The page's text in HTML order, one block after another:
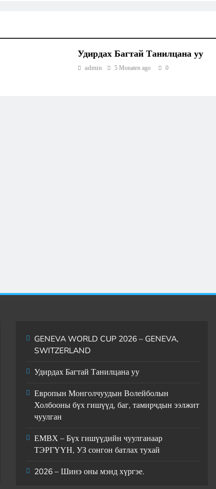
Удирдах Багтай Танилцана уу
admin 5 Monaten ago 0
GENEVA WORLD CUP 2026 – GENEVA,
SWITZERLAND
Удирдах Багтай Танилцана уу
Европын Монголчуудын Волейболын
Холбооны бүх гишүүд, баг, тамирчдын ээлжит
чуулган
ЕМВХ – Бүх гишүүдийн чуулганаар
ТЭРГҮҮН, УЗ сонгон батлах тухай
2026 – Шинэ оны мэнд хүргэе.